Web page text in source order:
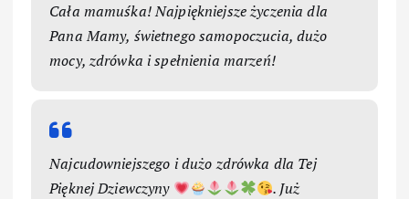
Cała mamuśka! Najpiękniejsze życzenia dla
Pana Mamy, świetnego samopoczucia, dużo
mocy, zdrówka i spełnienia marzeń!
Najcudowniejszego i dużo zdrówka dla Tej
Pięknej Dziewczyny
. Już